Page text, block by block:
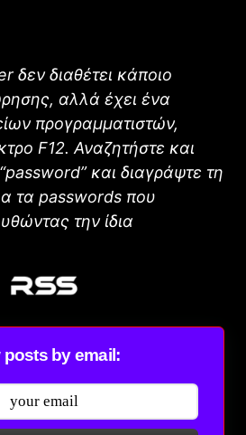
διαθέτει κάποιο
αλλά έχει ένα
προγραμματιστών,
F12. Αναζητήστε και
και διαγράψτε τη
τα passwords που
την ίδια
posts by email: